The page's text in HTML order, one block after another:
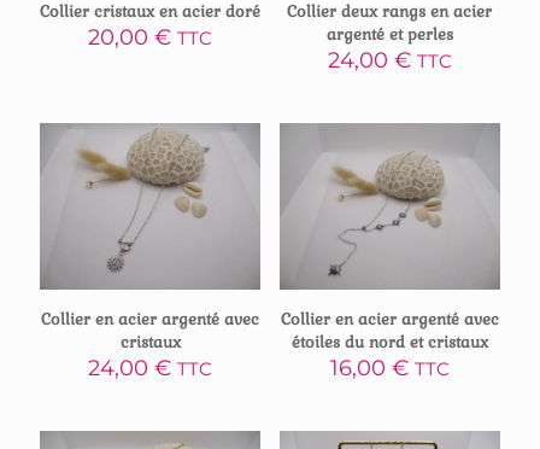
Collier cristaux en acier doré
20,00€ TTC
Collier deux rangs en acier
argenté et perles
24,00 € TTC
Collier en acier argenté avec
cristaux
24,00€ TTC
Collier en acier argenté avec
étoiles du nord et cristaux
16,00 € TTC